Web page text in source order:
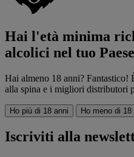
Hai l'età minima
alcolici nel tuo
Hai almeno 18 anni?
alla spina e i migliori distributori
Ho più di 18 anni Ho meno di 18
Iscriviti alla